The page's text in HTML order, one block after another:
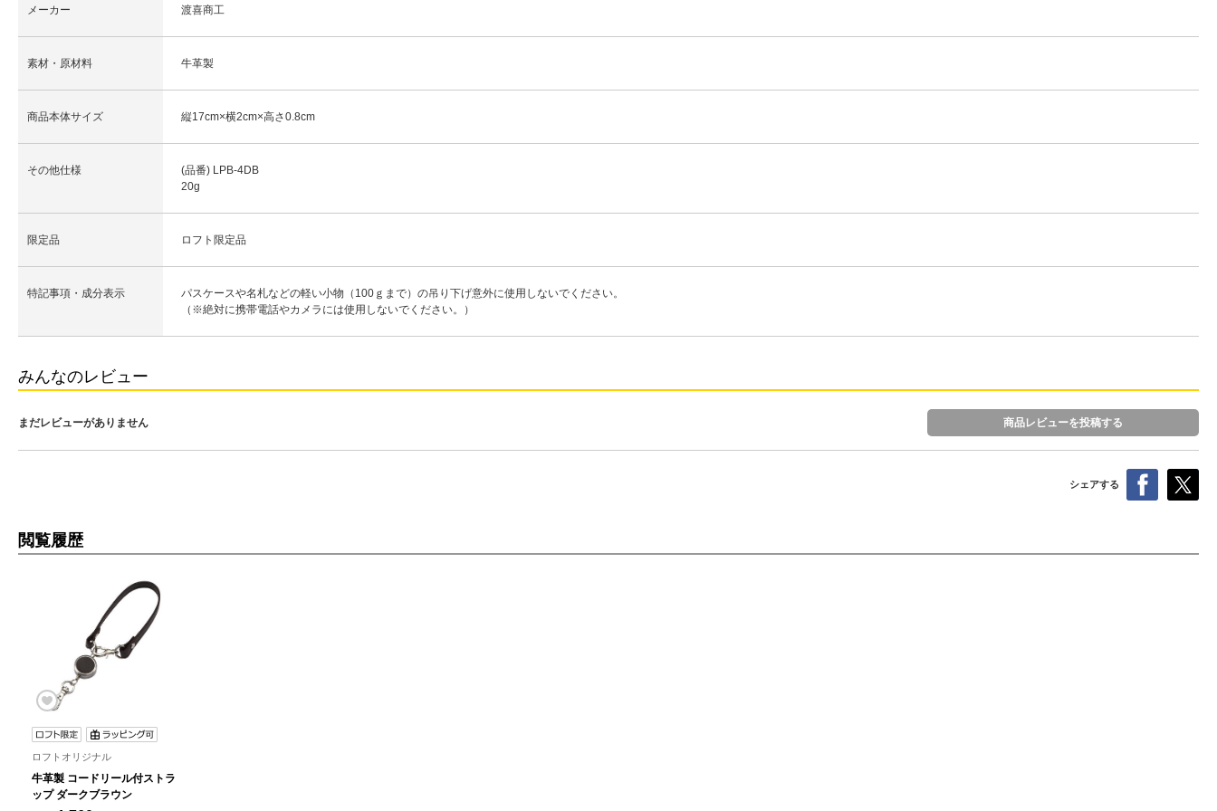
メーカー 渡喜商工
素材・原材料 牛革製
商品本体サイズ 縦17cm×横2cm×高さ0.8cm
その他仕様
(品番) LPB-4DB
20g
限定品 ロフト限定品
特記事項・成分表示
パスケースや名札などの軽い小物（100ｇまで）の吊り下げ意外に使用しないでください。
（※絶対に携帯電話やカメラには使用しないでください。）
みんなのレビュー
まだレビューがありません 商品レビューを投稿する
シェアする
閲覧履歴
ロフトオリジナル
牛革製 コードリール付ストラ
ップ ダークブラウン